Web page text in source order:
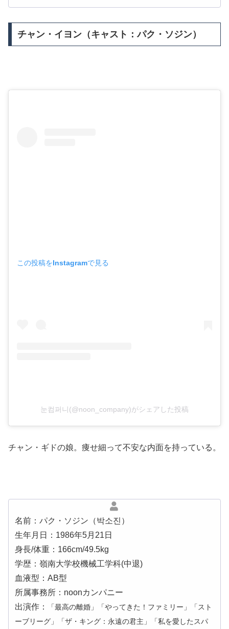
チャン・イヨン（キャスト：パク・ソジン）
この投稿をInstagramで見る
눈컴퍼니(@noon_company)がシェアした投稿
チャン・ギドの娘。痩せ細って不安な内面を持っている。
名前：パク・ソジン（박소진）
生年月日：1986年5月21日
身長/体重：166cm/49.5kg
学歴：嶺南大学校機械工学科(中退)
血液型：AB型
所属事務所：noonカンパニー
出演作：
「最高の離婚」「やってきた！ファミリー」「スト
ーブリーグ」「ザ・キング：永遠の君主」「私を愛したスパ